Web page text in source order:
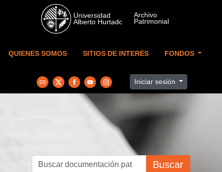
Skip to main content
QUIENES SOMOS SITIOS DE INTERÉS FONDOS
Iniciar sesión
Buscar